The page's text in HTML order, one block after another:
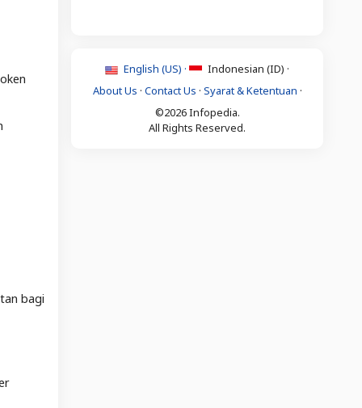
bagi
English (US) ·
Indonesian (ID) ·
About Us · Contact Us · Syarat & Ketentuan ·
©2026 Infopedia.
All Rights Reserved.